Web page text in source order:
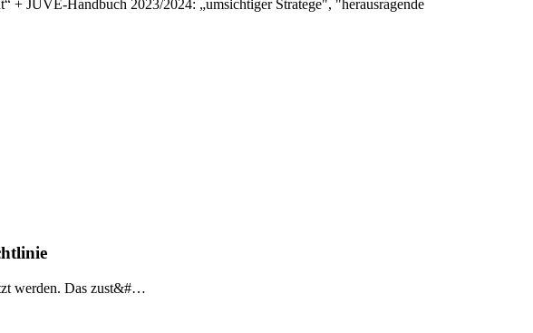
JUVE-Handbuch 2023/2024: „umsichtiger Stratege", "herausragende
werden. Das zust&#…